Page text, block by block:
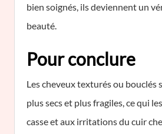
bien soignés, ils deviennent un
beauté.
Pour conclure
Les cheveux texturés ou
plus secs et plus fragiles, ce qui
casse et aux irritations du cuir